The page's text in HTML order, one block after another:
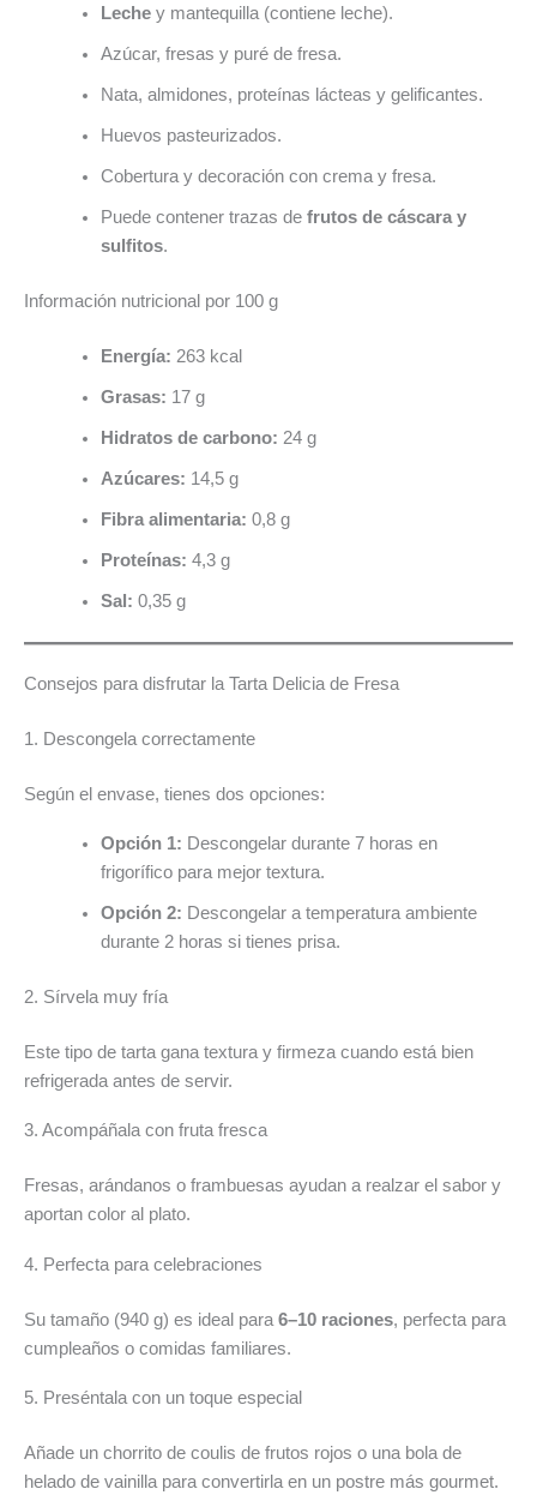
Lechey mantequilla (contiene leche).
Azúcar, fresas y puré de fresa.
Nata, almidones, proteínas lácteas y gelificantes.
Huevos pasteurizados.
Cobertura y decoración con crema y fresa.
Puede contener trazas de frutos de cáscara y
sulfitos.
Información nutricional por 100 g
Energía: 263 kcal
Grasas: 17 g
Hidratos de carbono: 24 g
Azúcares: 14,5 g
Fibra alimentaria: 0,8 g
Proteínas: 4,3 g
Sal: 0,35 g
Consejos para disfrutar la Tarta Delicia de Fresa
1. Descongela correctamente
Según el envase, tienes dos opciones:
Opción 1: Descongelar durante 7 horas en
frigorífico para mejor textura.
Opción 2: Descongelar a temperatura ambiente
durante 2 horas si tienes prisa.
2. Sírvela muy fría
Este tipo de tarta gana textura y firmeza cuando está bien
refrigerada antes de servir.
3. Acompáñala con fruta fresca
Fresas, arándanos o frambuesas ayudan a realzar el sabor y
aportan color al plato.
4. Perfecta para celebraciones
Su tamaño (940 g) es ideal para 6–10 raciones, perfecta para
cumpleaños o comidas familiares.
5. Preséntala con un toque especial
Añade un chorrito de coulis de frutos rojos o una bola de
helado de vainilla para convertirla en un postre más gourmet.